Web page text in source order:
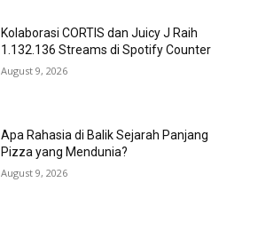
Kolaborasi CORTIS dan Juicy J Raih
1.132.136 Streams di Spotify Counter
August 9, 2026
Apa Rahasia di Balik Sejarah Panjang
Pizza yang Mendunia?
August 9, 2026